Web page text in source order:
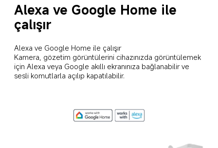
Alexa ve Google Home ile
çalışır
Alexa ve Google Home ile çalışır
Kamera, gözetim görüntülerini cihazınızda görüntülemek
için Alexa veya Google akıllı ekranınıza bağlanabilir ve
sesli komutlarla açılıp kapatılabilir.